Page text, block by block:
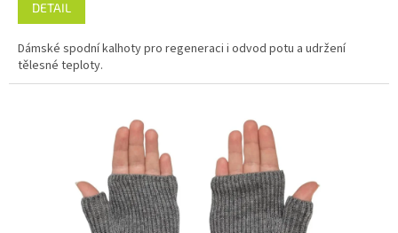
DETAIL
Dámské spodní kalhoty pro regeneraci i odvod potu a udržení
tělesné teploty.